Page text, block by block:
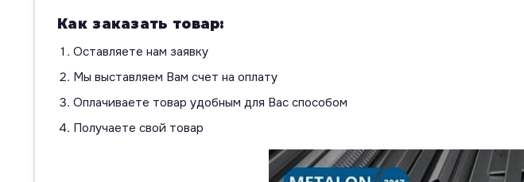
Как заказать товар:
Оставляете нам заявку
Мы выставляем Вам счет на оплату
Оплачиваете товар удобным для Вас способом
Получаете свой товар